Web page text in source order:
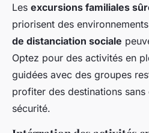
Les excursions familiales
priorisent des
de distanciation sociale
Optez pour des activités en
guidées avec des groupes
profiter des destinations
sécurité.